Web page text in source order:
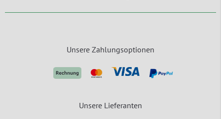
Unsere Zahlungsoptionen
Unsere Lieferanten